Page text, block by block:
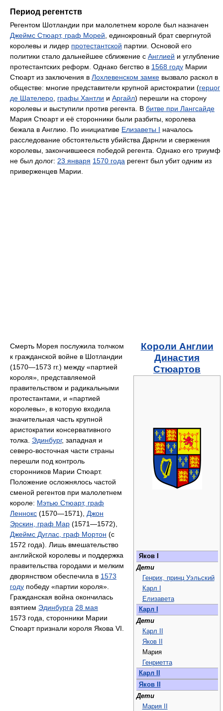
Период регентств
Регентом Шотландии при малолетнем короле был назначен
Джеймс Стюарт, граф Морей , единокровный брат свергнутой
королевы и лидер протестантской партии. Основой его
политики стало дальнейшее сближение с Англией и углубление
протестантских реформ. Однако бегство в 1568 году Марии
Стюарт из заключения в Лохлевенском замке вызвало раскол в
обществе: многие представители крупной аристократии (герцог
де Шателеро графы Хантли и Аргайл) перешли на сторону
королевы и выступили против регента. В битве при Лангсайде
Мария Стюарт и её сторонники были разбиты, королева
бежала в Англию. По инициативе Елизаветы I началось
расследование обстоятельств убийства Дарнли и свержения
королевы, закончившееся победой регента. Однако его триумф
не был долог: 23 января 1570 года регент был убит одним из
приверженцев Марии.
Короли Англии
Династия
Стюартов
Яков I
Дети
Генрих, принц Уэльский
Карл I
Елизавета
Карл I
Дети
Карл II
Яков II
Мария
Генриетта
Карл II
Яков II
Дети
Мария II
Смерть Морея послужила толчком
к гражданской войне в Шотландии
(1570—1573 гг.) между «партией
короля», представляемой
правительством и радикальными
протестантами, и «партией
королевы», в которую входила
значительная часть крупной
аристократии консервативного
толка. Эдинбург, западная и
северо-восточная части страны
перешли под контроль
сторонников Марии Стюарт.
Положение осложнялось частой
сменой регентов при малолетнем
короле: Мэтью Стюарт, граф
Леннокс (1570—1571), Джон
Эрскин, граф Мар (1571—1572),
Джеймс Дуглас, граф Мортон (с
1572 года). Лишь вмешательство
английской королевы и поддержка
правительства городами и мелким
дворянством обеспечила в 1573
году победу «партии короля».
Гражданская война окончилась
взятием Эдинбурга 28 мая
1573 года, сторонники Марии
Стюарт признали короля Якова VI.